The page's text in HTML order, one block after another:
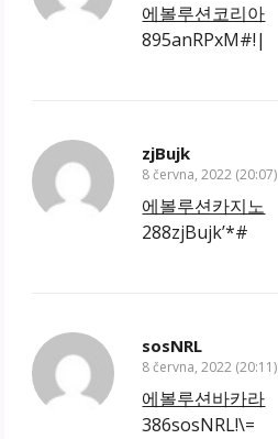
에볼루션코리아
895anRPxM#!|
zjBujk
8 června, 2022 (20:07)
에볼루션카지노
288zjBujk’*#
sosNRL
8 června, 2022 (20:11)
에볼루션바카라
386sosNRL!\=